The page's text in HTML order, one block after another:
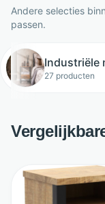
Andere selecties
passen.
Industriële
27 producten